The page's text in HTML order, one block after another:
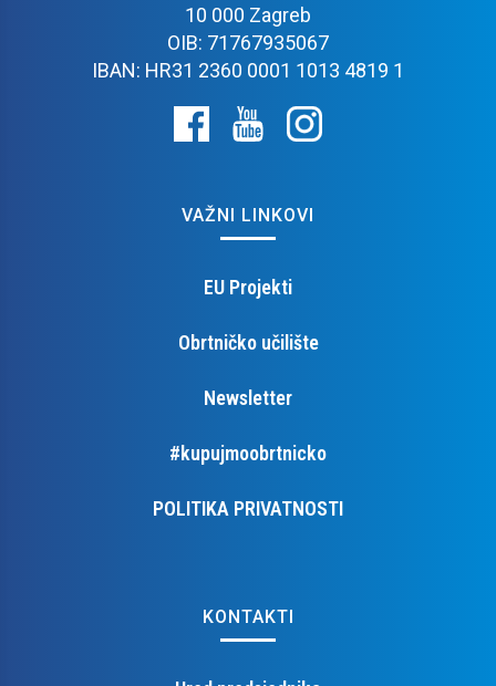
10 000 Zagreb
OIB: 71767935067
IBAN: HR31 2360 0001 1013 4819 1
VAŽNI LINKOVI
EU Projekti
Obrtničko učilište
Newsletter
#kupujmoobrtnicko
POLITIKA PRIVATNOSTI
KONTAKTI